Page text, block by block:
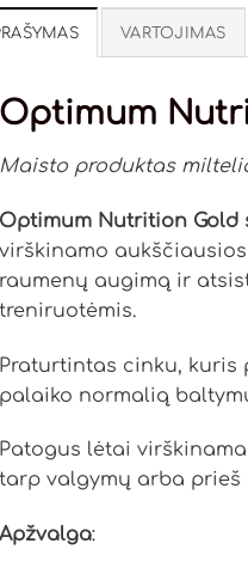
VARTOJIMAS
produktas
Nutrition Gold
augimą ir
cinku, kuris
normalią
lėtai
valgymų arba prieš
: